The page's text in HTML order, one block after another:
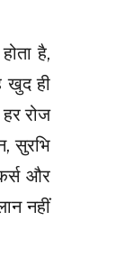
है,
खुद ही
रोज
सुरभि
और
नहीं